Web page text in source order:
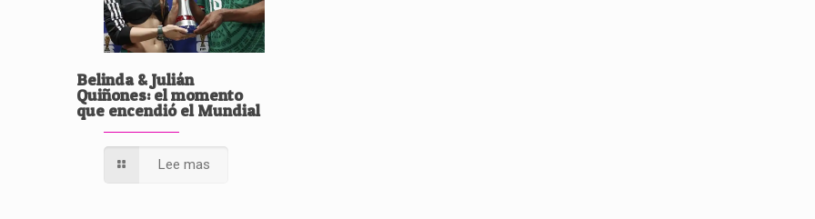
Belinda & Julián
Quiñones: el momento
que encendió el Mundial
Lee mas